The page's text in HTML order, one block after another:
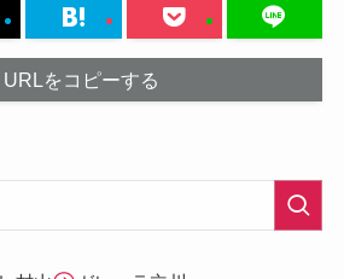
URLをコピーする